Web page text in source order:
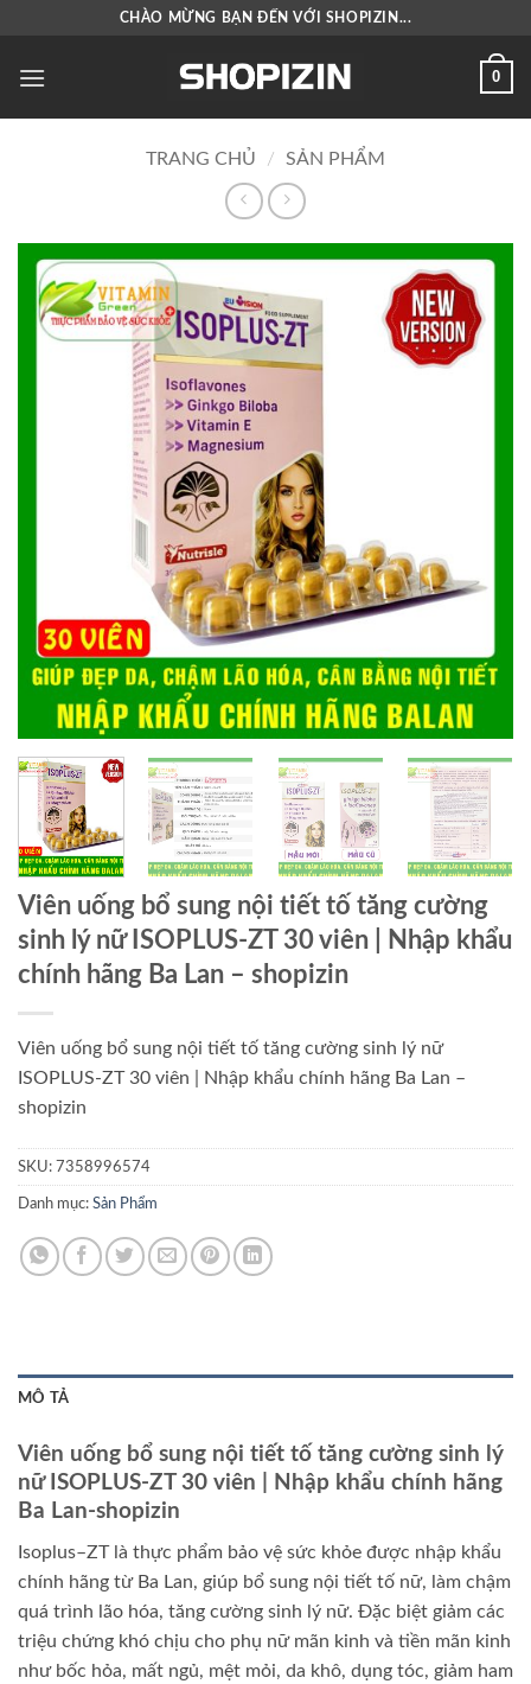
nội
CHÀO MỪNG BẠN ĐẾN VỚI SHOPIZIN...
0
TRANG CHỦ / SẢN PHẨM
Viên uống bổ sung nội tiết tố tăng cường
sinh lý nữ ISOPLUS-ZT 30 viên | Nhập khẩu
chính hãng Ba Lan – shopizin
Viên uống bổ sung nội tiết tố tăng cường sinh lý nữ
ISOPLUS-ZT 30 viên | Nhập khẩu chính hãng Ba Lan –
shopizin
SKU: 7358996574
Danh mục: Sản Phẩm
MÔ TẢ
Viên uống bổ sung nội tiết tố tăng cường sinh lý
nữ ISOPLUS-ZT 30 viên | Nhập khẩu chính hãng
Ba Lan-shopizin
Isoplus–ZT là thực phẩm bảo vệ sức khỏe được nhập khẩu
chính hãng từ Ba Lan, giúp bổ sung nội tiết tố nữ, làm chậm
quá trình lão hóa, tăng cường sinh lý nữ. Đặc biệt giảm các
triệu chứng khó chịu cho phụ nữ mãn kinh và tiền mãn kinh
như bốc hỏa, mất ngủ, mệt mỏi, da khô, dụng tóc, giảm ham